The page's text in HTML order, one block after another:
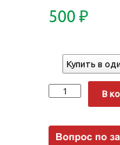
500 ₽
Купить в
Количество
В